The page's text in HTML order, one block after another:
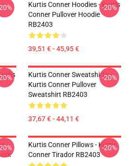
Kurtis Conner Hoodies - Kurtis
Conner Pullover Hoodie
RB2403
39,51 € - 45,95 €
-20%
Kurtis Conner Sweatshirts -
Kurtis Conner Pullover
Sweatshirt RB2403
37,67 € - 44,11 €
-20%
-
Kurtis Conner Pillows - Kurtis
Conner Tirador RB2403
-20%